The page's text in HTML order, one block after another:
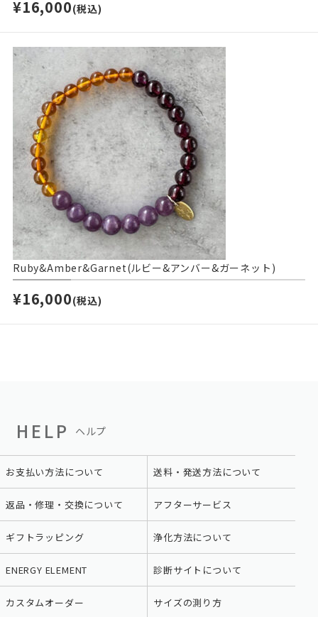
¥16,000(税込)
Ruby&Amber&Garnet(ルビー&アンバー&ガーネット)
¥16,000(税込)
HELP ヘルプ
お支払い方法について 送料・発送方法について
返品・修理・交換について アフターサービス
ギフトラッピング 浄化方法について
ENERGY ELEMENT 診断サイトについて
カスタムオーダー サイズの測り方